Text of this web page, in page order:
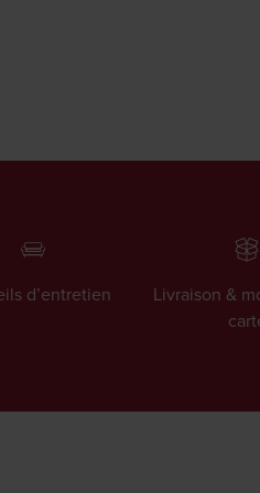
d’entretien
Livraison &